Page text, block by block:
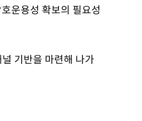
운용성 확보의 필요성
기반을 마련해 나가